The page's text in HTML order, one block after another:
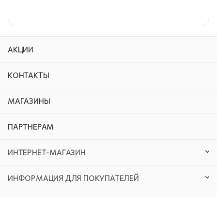
АКЦИИ
КОНТАКТЫ
МАГАЗИНЫ
ПАРТНЕРАМ
ИНТЕРНЕТ-МАГАЗИН
ИНФОРМАЦИЯ ДЛЯ ПОКУПАТЕЛЕЙ